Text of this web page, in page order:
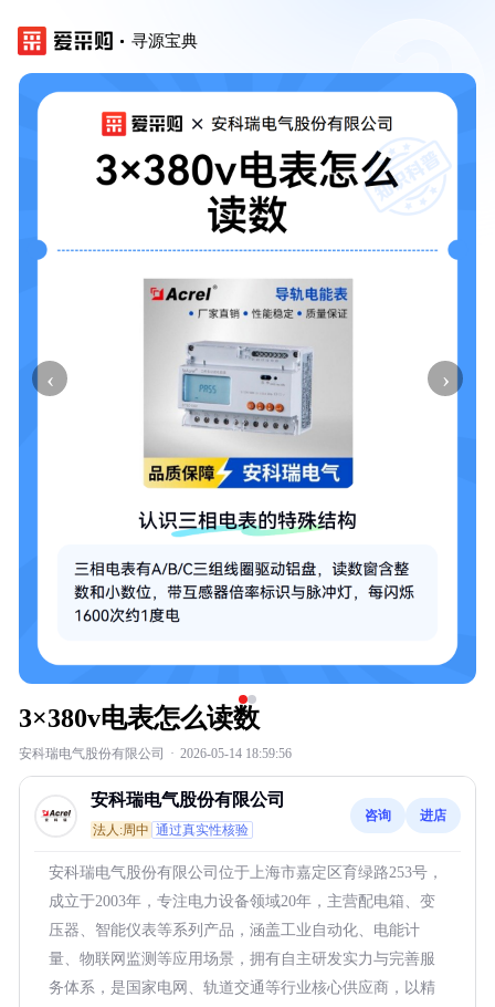
寻源宝典
‹ ›
3×380v电表怎么读数
安科瑞电气股份有限公司 · 2026-05-14 18:59:56
安科瑞电气股份有限公司
法人:周中 通过真实性核验
咨询 进店
安科瑞电气股份有限公司位于上海市嘉定区育绿路253号，
成立于2003年，专注电力设备领域20年，主营配电箱、变
压器、智能仪表等系列产品，涵盖工业自动化、电能计
量、物联网监测等应用场景，拥有自主研发实力与完善服
务体系，是国家电网、轨道交通等行业核心供应商，以精